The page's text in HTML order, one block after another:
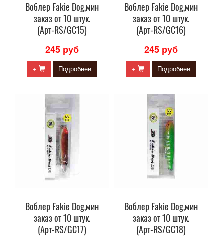
Воблер Fakie Dog,мин
заказ от 10 штук.
(Арт-RS/GC15)
245 руб
+ Подробнее
Воблер Fakie Dog,мин
заказ от 10 штук.
(Арт-RS/GC16)
245 руб
+ Подробнее
Воблер Fakie Dog,мин
заказ от 10 штук.
(Арт-RS/GC17)
Воблер Fakie Dog,мин
заказ от 10 штук.
(Арт-RS/GC18)